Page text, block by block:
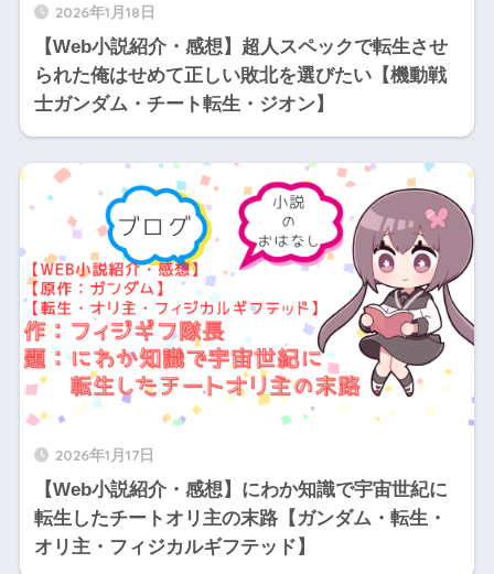
2026年1月18日
【Web小説紹介・感想】超人スペックで転生させ
られた俺はせめて正しい敗北を選びたい【機動戦
士ガンダム・チート転生・ジオン】
2026年1月17日
【Web小説紹介・感想】にわか知識で宇宙世紀に
転生したチートオリ主の末路【ガンダム・転生・
オリ主・フィジカルギフテッド】